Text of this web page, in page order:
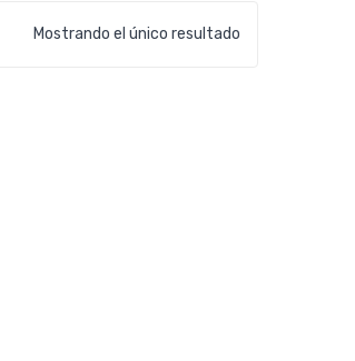
Mostrando el único resultado